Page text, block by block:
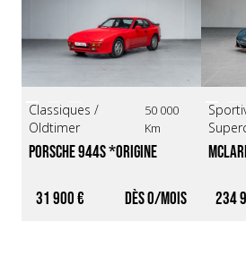
Classiques /
Oldtimer
50 000
Km
Porsche 944S *ORIGINE
KILOMÉTRAGE / ROUGE INDIEN*
31 900 € 0
P1*
234